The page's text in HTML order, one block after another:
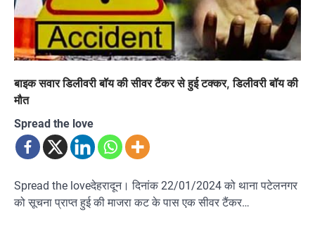
बाइक सवार डिलीवरी बॉय की सीवर टैंकर से हुई टक्कर, डिलीवरी बॉय की
मौत
Spread the love
Spread the loveदेहरादून। दिनांक 22/01/2024 को थाना पटेलनगर
को सूचना प्राप्त हुई की माजरा कट के पास एक सीवर टैंकर…